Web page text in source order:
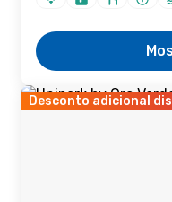
Desconto adicional